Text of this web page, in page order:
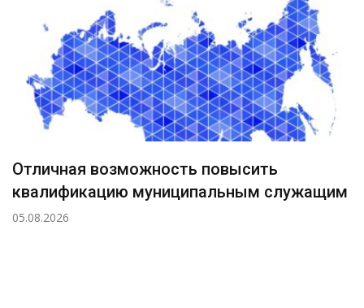
Отличная возможность повысить
квалификацию муниципальным служащим
05.08.2026